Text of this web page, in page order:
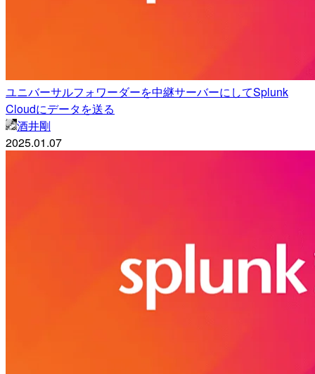
ユニバーサルフォワーダーを中継サーバーにしてSplunk
Cloudにデータを送る
酒井剛
2025.01.07